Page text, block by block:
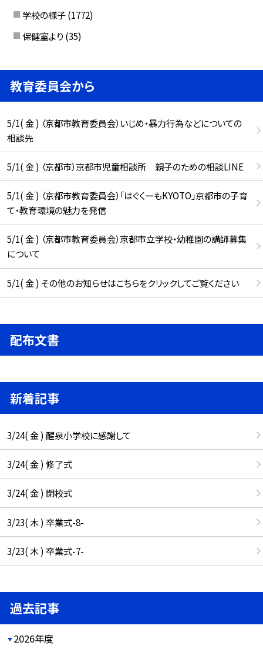
学校の様子 (1772)
保健室より (35)
教育委員会から
5/1( 金 ) （京都市教育委員会）いじめ・暴力行為などについての
相談先
5/1( 金 ) （京都市）京都市児童相談所 親子のための相談LINE
5/1( 金 ) （京都市教育委員会）「はぐくーもKYOTO」京都市の子育
て・教育環境の魅力を発信
5/1( 金 ) （京都市教育委員会）京都市立学校・幼稚園の講師募集
について
5/1( 金 ) その他のお知らせはこちらをクリックしてご覧ください
配布文書
新着記事
3/24( 金 ) 醒泉小学校に感謝して
3/24( 金 ) 修了式
3/24( 金 ) 閉校式
3/23( 木 ) 卒業式-8-
3/23( 木 ) 卒業式-7-
過去記事
2026年度